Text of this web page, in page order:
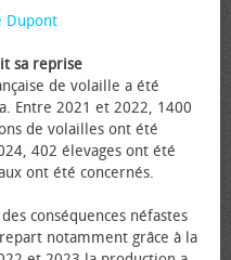
Dupont
sa reprise
de volaille a été
Entre 2021 et 2022, 1400
de volailles ont été
402 élevages ont été
ont été concernés.
conséquences néfastes
notamment grâce à la